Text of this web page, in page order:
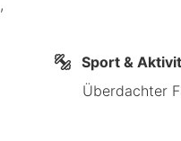
Sport &
Überdachter